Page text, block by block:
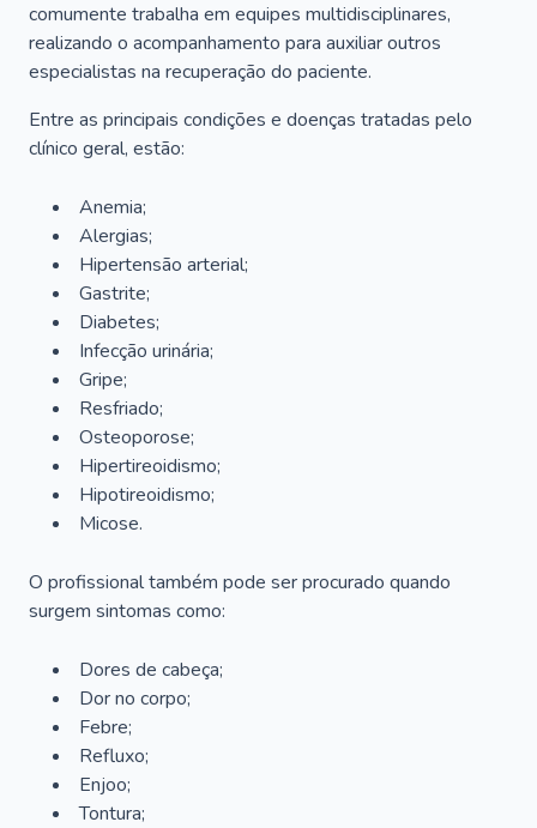
comumente trabalha em equipes multidisciplinares,
realizando o acompanhamento para auxiliar outros
especialistas na recuperação do paciente.
Entre as principais condições e doenças tratadas pelo
clínico geral, estão:
Anemia;
Alergias;
Hipertensão arterial;
Gastrite;
Diabetes;
Infecção urinária;
Gripe;
Resfriado;
Osteoporose;
Hipertireoidismo;
Hipotireoidismo;
Micose.
O profissional também pode ser procurado quando
surgem sintomas como:
Dores de cabeça;
Dor no corpo;
Febre;
Refluxo;
Enjoo;
Tontura;